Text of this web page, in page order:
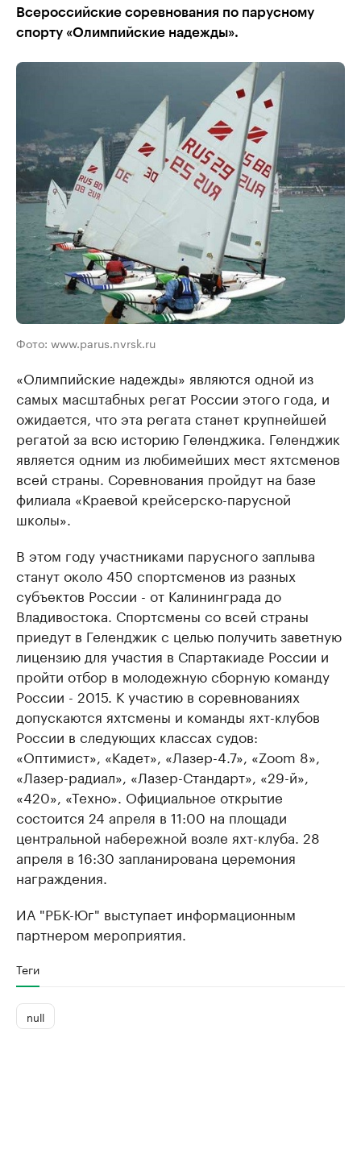
Всероссийские соревнования по парусному
спорту «Олимпийские надежды».
Фото: www.parus.nvrsk.ru
«Олимпийские надежды» являются одной из
самых масштабных регат России этого года, и
ожидается, что эта регата станет крупнейшей
регатой за всю историю Геленджика. Геленджик
является одним из любимейших мест яхтсменов
всей страны. Соревнования пройдут на базе
филиала «Краевой крейсерско-парусной
школы».
В этом году участниками парусного заплыва
станут около 450 спортсменов из разных
субъектов России - от Калининграда до
Владивостока. Спортсмены со всей страны
приедут в Геленджик с целью получить заветную
лицензию для участия в Спартакиаде России и
пройти отбор в молодежную сборную команду
России - 2015. К участию в соревнованиях
допускаются яхтсмены и команды яхт-клубов
России в следующих классах судов:
«Оптимист», «Кадет», «Лазер-4.7», «Zoom 8»,
«Лазер-радиал», «Лазер-Стандарт», «29-й»,
«420», «Техно». Официальное открытие
состоится 24 апреля в 11:00 на площади
центральной набережной возле яхт-клуба. 28
апреля в 16:30 запланирована церемония
награждения.
ИА "РБК-Юг" выступает информационным
партнером мероприятия.
Теги
null